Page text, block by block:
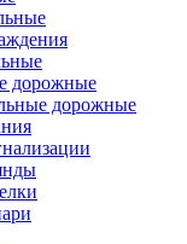
дорожные
дорожные